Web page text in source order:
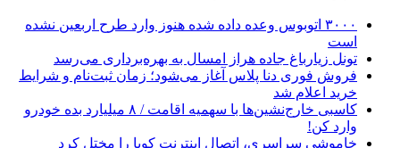
۳۰۰۰ اتوبوس وعده داده شده هنوز وارد طرح اربعین نشده
است
تونل زیارباغ جاده هراز امسال به بهره‌برداری می‌رسد
فروش فوری دنا پلاس آغاز می‌شود؛ زمان ثبت‌نام و شرایط
خرید اعلام شد
کاسبی خارج‌نشین‌ها با سهمیه اقامت / ۸ میلیارد بده خودرو
وارد کن!
خاموشی سراسری، اتصال اینترنت کوبا را مختل کرد